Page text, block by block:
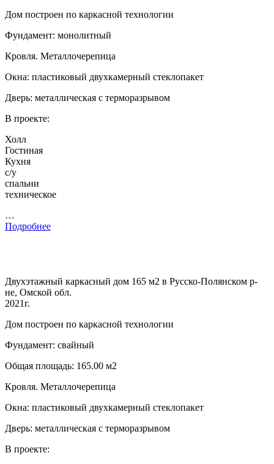
Дом построен по каркасной технологии
Фундамент: монолитный
Кровля. Металлочерепица
Окна: пластиковый двухкамерный стеклопакет
Дверь: металлическая с терморазрывом
В проекте:
Холл
Гостиная
Кухня
с/у
спальни
техническое
…
Подробнее
Двухэтажный каркасный дом 165 м2 в Русско-Полянском р-
не, Омской обл.
2021г.
Дом построен по каркасной технологии
Фундамент: свайный
Общая площадь: 165.00 м2
Кровля. Металлочерепица
Окна: пластиковый двухкамерный стеклопакет
Дверь: металлическая с терморазрывом
В проекте: